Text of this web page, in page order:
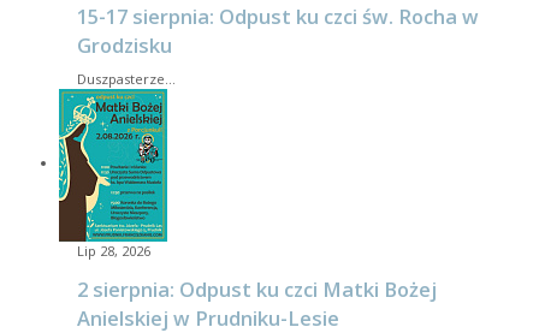
15-17 sierpnia: Odpust ku czci św. Rocha w
Grodzisku
Duszpasterze…
Lip 28, 2026
2 sierpnia: Odpust ku czci Matki Bożej
Anielskiej w Prudniku-Lesie